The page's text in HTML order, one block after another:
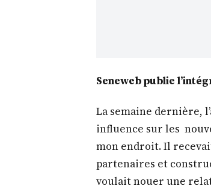
Seneweb publie
La semaine dernière,
influence sur les
mon endroit. Il
partenaires et
voulait nouer une